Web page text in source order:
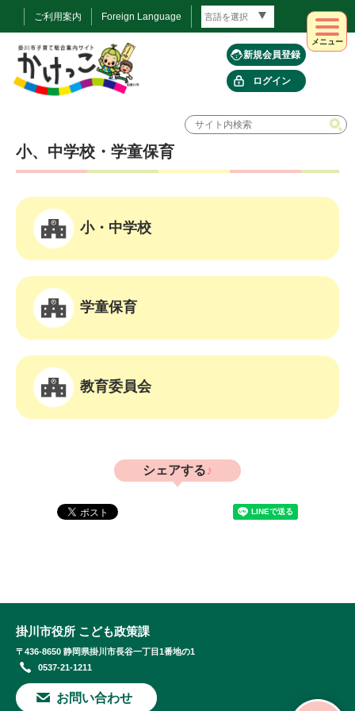
ご利用案内 Foreign Language
新規会員登録
ログイン
メニュー
小、中学校・学童保育
小・中学校
学童保育
教育委員会
シェアする
掛川市役所 こども政策課
〒436-8650 静岡県掛川市長谷一丁目1番地の1
0537-21-1211
お問い合わせ